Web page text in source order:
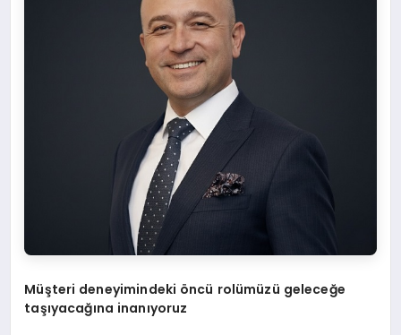
Müşteri deneyimindeki öncü rolümüzü geleceğe
taşıyacağına inanıyoruz